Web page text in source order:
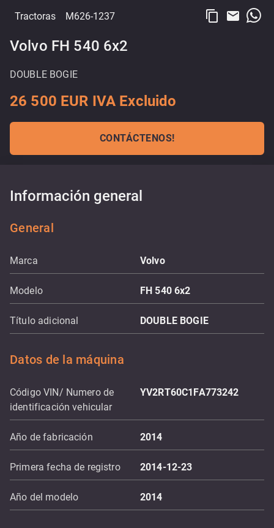
Tractoras M626-1237 content_copy email
Volvo FH 540 6x2
DOUBLE BOGIE
26 500 EUR IVA Excluido
CONTÁCTENOS!
Información general
General
Marca Volvo
Modelo FH 540 6x2
Título adicional DOUBLE BOGIE
Datos de la máquina
Código VIN/ Numero de
identificación vehicular
YV2RT60C1FA773242
Año de fabricación 2014
Primera fecha de registro 2014-12-23
Año del modelo 2014